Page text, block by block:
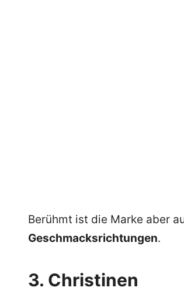
Berühmt ist die Marke aber
Geschmacksrichtungen.
3. Christinen